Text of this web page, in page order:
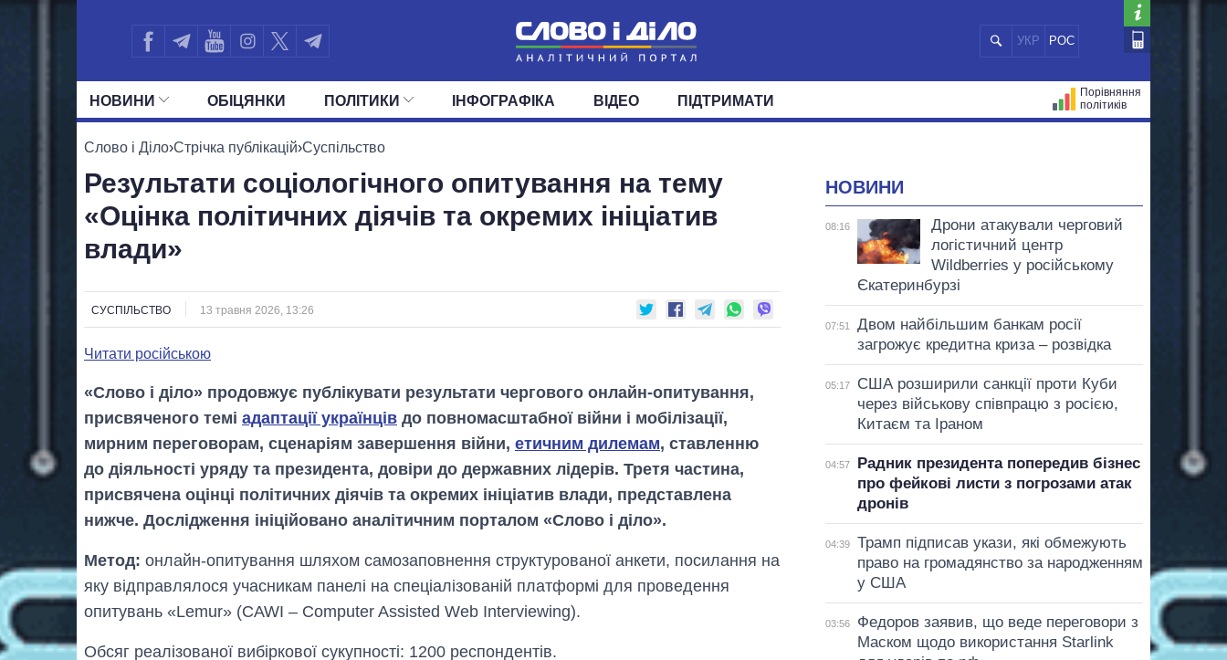
УКР РОС
НОВИНИ
ПОЛІТИКА ЕКОНОМІКА СУСПІЛЬСТВО
ОБIЦЯНКИ ПОЛIТИКИ
УСІ ПОЛІТИКИ ПРЕЗИДЕНТ І ОФІС
ДЕПУТАТИ КОМІТЕТИ ФРАКЦІЇ ОКРУГИ
ІНФОГРАФІКА ВІДЕО ПІДТРИМАТИ
Порівняння
політиків
Слово і Діло›Стрічка публікацій›Суспільство
Результати соціологічного опитування на тeму
«Оцінка політичних діячів та окремих ініціатив
влади»
СУСПІЛЬСТВО 13 травня 2026, 13:26
Читати російською
«Слово і діло» продовжує публікувати результати чергового онлайн-опитування,
присвяченого темі адаптації українців до повномасштабної війни і мобілізації,
мирним переговорам, сценаріям завершення війни, етичним дилемам, ставленню
до діяльності уряду та президента, довіри до державних лідерів. Третя частина,
присвячена оцінці політичних діячів та окремих ініціатив влади, представлена
нижче. Дослідження ініційовано аналітичним порталом «Слово і діло».
Метод: онлайн-опитування шляхом самозаповнення структурованої анкети, посилання на
яку відправлялося учасникам панелі на спеціалізованій платформі для проведення
опитувань «Lemur» (CAWI – Computer Assisted Web Interviewing).
Обсяг реалізованої вибіркової сукупності: 1200 респондентів.
НОВИНИ
08:16
Дрони атакували черговий
логістичний центр
Wildberries у російському
Єкатеринбурзі
07:51
Двом найбільшим банкам росії
загрожує кредитна криза – розвідка
05:17
США розширили санкції проти Куби
через військову співпрацю з росією,
Китаєм та Іраном
04:57
Радник президента попередив бізнес
про фейкові листи з погрозами атак
дронів
04:39
Трамп підписав укази, які обмежують
право на громадянство за народженням
у США
03:56
Федоров заявив, що веде переговори з
Маском щодо використання Starlink